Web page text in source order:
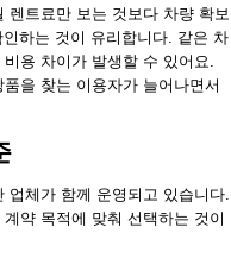
렌트료만 보는 것보다 차량 확보
하는 것이 유리합니다. 같은 차
용 차이가 발생할 수 있어요.
을 찾는 이용자가 늘어나면서
업체가 함께 운영되고 있습니다.
약 목적에 맞춰 선택하는 것이